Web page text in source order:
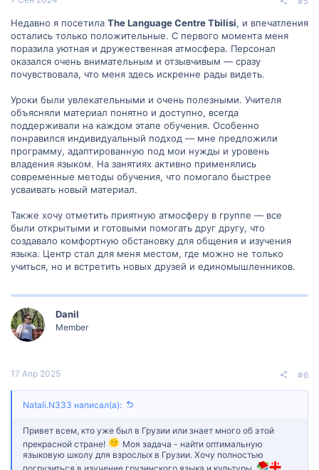
Недавно я посетила The Language Centre Tbilisi, и впечатления
остались только положительные. С первого момента меня
поразила уютная и дружественная атмосфера. Персонал
оказался очень внимательным и отзывчивым — сразу
почувствовала, что меня здесь искренне рады видеть.
Уроки были увлекательными и очень полезными. Учителя
объясняли материал понятно и доступно, всегда
поддерживали на каждом этапе обучения. Особенно
понравился индивидуальный подход — мне предложили
программу, адаптированную под мои нужды и уровень
владения языком. На занятиях активно применялись
современные методы обучения, что помогало быстрее
усваивать новый материал.
Также хочу отметить приятную атмосферу в группе — все
были открытыми и готовыми помогать друг другу, что
создавало комфортную обстановку для общения и изучения
языка. Центр стал для меня местом, где можно не только
учиться, но и встретить новых друзей и единомышленников.
Danil
Member
17 Апр 2025 #6
Natali.N333 написал(а):
Привет всем, кто уже был в Грузии или знает много об этой
прекрасной стране!
Моя задача - найти оптимальную
языковую школу для взрослых в Грузии. Хочу полностью